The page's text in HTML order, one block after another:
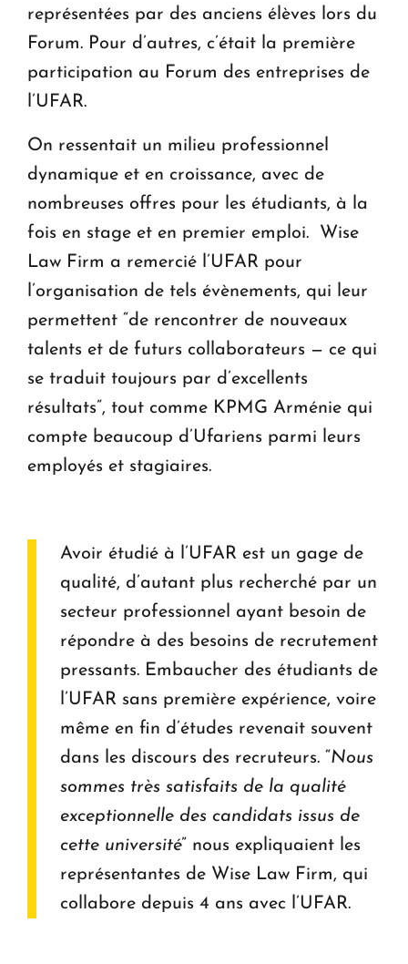
représentées par des anciens élèves lors du
Forum. Pour d’autres, c’était la première
participation au Forum des entreprises de
l’UFAR.
On ressentait un milieu professionnel
dynamique et en croissance, avec de
nombreuses offres pour les étudiants, à la
fois en stage et en premier emploi. Wise
Law Firm a remercié l’UFAR pour
l’organisation de tels évènements, qui leur
permettent “de rencontrer de nouveaux
talents et de futurs collaborateurs — ce qui
se traduit toujours par d’excellents
résultats”, tout comme KPMG Arménie qui
compte beaucoup d’Ufariens parmi leurs
employés et stagiaires.
Avoir étudié à l’UFAR est un gage de
qualité, d’autant plus recherché par un
secteur professionnel ayant besoin de
répondre à des besoins de recrutement
pressants. Embaucher des étudiants de
l’UFAR sans première expérience, voire
même en fin d’études revenait souvent
dans les discours des recruteurs. “Nous
sommes très satisfaits de la qualité
exceptionnelle des candidats issus de
cette université” nous expliquaient les
représentantes de Wise Law Firm, qui
collabore depuis 4 ans avec l’UFAR.